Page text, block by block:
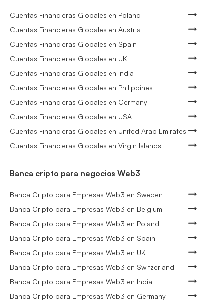
Cuentas Financieras Globales en Poland
Cuentas Financieras Globales en Austria
Cuentas Financieras Globales en Spain
Cuentas Financieras Globales en UK
Cuentas Financieras Globales en India
Cuentas Financieras Globales en Philippines
Cuentas Financieras Globales en Germany
Cuentas Financieras Globales en USA
Cuentas Financieras Globales en United Arab Emirates
Cuentas Financieras Globales en Virgin Islands
Banca cripto para negocios Web3
Banca Cripto para Empresas Web3 en Sweden
Banca Cripto para Empresas Web3 en Belgium
Banca Cripto para Empresas Web3 en Poland
Banca Cripto para Empresas Web3 en Spain
Banca Cripto para Empresas Web3 en UK
Banca Cripto para Empresas Web3 en Switzerland
Banca Cripto para Empresas Web3 en India
Banca Cripto para Empresas Web3 en Germany